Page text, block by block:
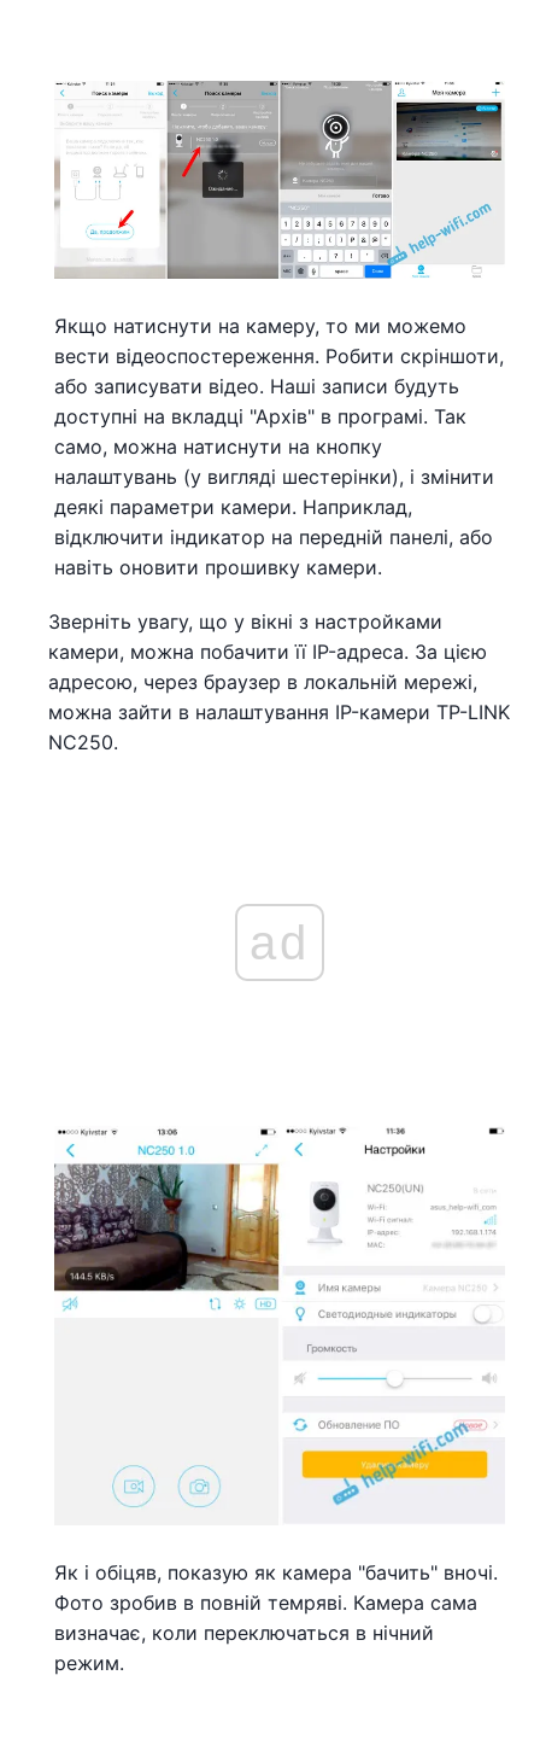
Якщо натиснути на камеру, то ми можемо
вести відеоспостереження. Робити скріншоти,
або записувати відео. Наші записи будуть
доступні на вкладці "Архів" в програмі. Так
само, можна натиснути на кнопку
налаштувань (у вигляді шестерінки), і змінити
деякі параметри камери. Наприклад,
відключити індикатор на передній панелі, або
навіть оновити прошивку камери.
Зверніть увагу, що у вікні з настройками
камери, можна побачити її IP-адреса. За цією
адресою, через браузер в локальній мережі,
можна зайти в налаштування IP-камери TP-LINK
NC250.
ad
Як і обіцяв, показую як камера "бачить" вночі.
Фото зробив в повній темряві. Камера сама
визначає, коли переключаться в нічний
режим.